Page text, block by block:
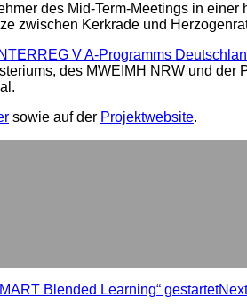
des Mid-Term-Meetings in
zwischen Kerkrade und
V A-Programms
des MWEIMH NRW und
sowie auf der Projektwebsite.
Blended Learning“ gestartet